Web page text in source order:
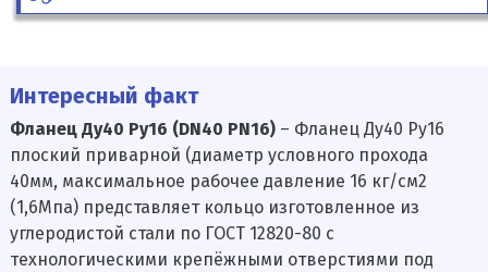
Интересный факт
Фланец Ду40 Ру16 (DN40 PN16)– Фланец Ду40 Ру16
плоский приварной (диаметр условного прохода
40мм, максимальное рабочее давление 16 кг/см2
(1,6Мпа) представляет кольцо изготовленное из
углеродистой стали по ГОСТ 12820-80 с
технологическими крепёжными отверстиями под